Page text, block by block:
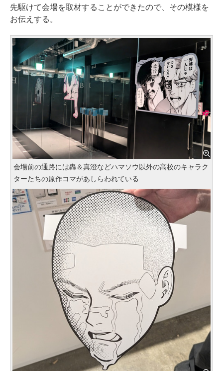
先駆けて会場を取材することができたので、その模様を
お伝えする。
会場前の通路には轟＆真澄などハマソウ以外の高校のキャラク
ターたちの原作コマがあしらわれている